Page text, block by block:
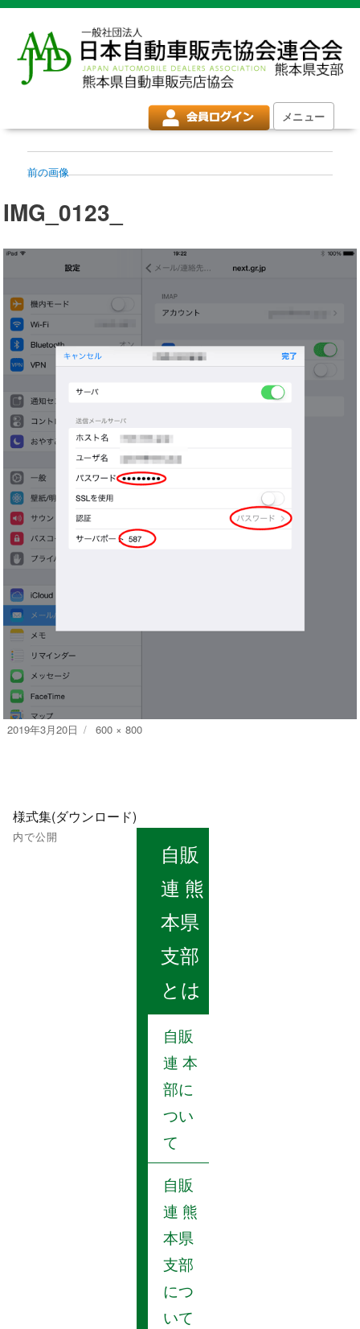
メニュー
前の画像
IMG_0123_
投
2019年3月20日
フ
600 × 800
稿
様式集(ダウンロード)
内で公開
自販
連 熊
本県
支部
とは
自販
連 本
部に
つい
て
自販
連 熊
本県
支部
につ
いて